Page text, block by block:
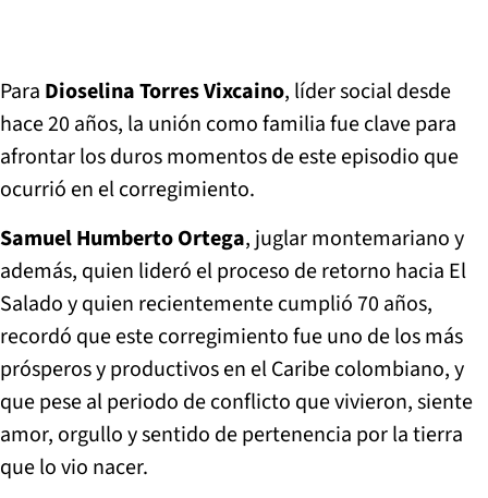
Para Dioselina Torres Vixcaino, líder social desde
hace 20 años, la unión como familia fue clave para
afrontar los duros momentos de este episodio que
ocurrió en el corregimiento.
Samuel Humberto Ortega, juglar montemariano y
además, quien lideró el proceso de retorno hacia El
Salado y quien recientemente cumplió 70 años,
recordó que este corregimiento fue uno de los más
prósperos y productivos en el Caribe colombiano, y
que pese al periodo de conflicto que vivieron, siente
amor, orgullo y sentido de pertenencia por la tierra
que lo vio nacer.